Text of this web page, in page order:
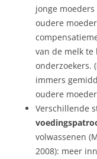
jonge
oudere
van de melk te
onderzoekers.
immers
oudere
Verschillende
volwassenen
2008): meer